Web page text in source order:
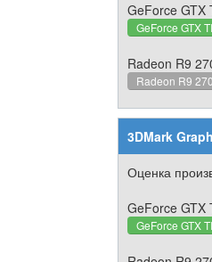
GeForce GTX
GeForce GTX
Radeon R9
Radeon R9
3DMark
Оценка
GeForce GTX
GeForce GTX